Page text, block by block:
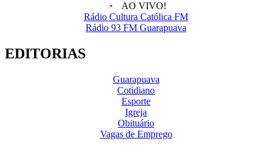
AO VIVO!
Rádio Cultura Católica FM
Rádio 93 FM Guarapuava
EDITORIAS
Guarapuava
Cotidiano
Esporte
Igreja
Obituário
Vagas de Emprego